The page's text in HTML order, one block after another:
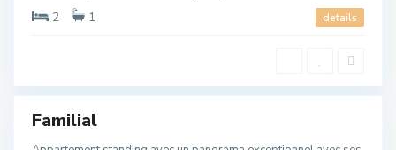
2
1 details
u
e
u
Familial
u
e
d
l
o